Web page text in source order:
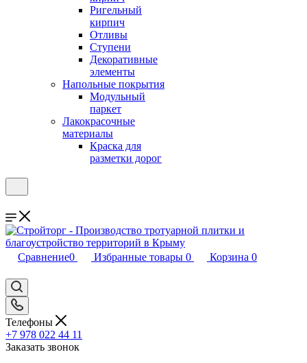
Ригельный
кирпич
Отливы
Ступени
Декоративные
элементы
Напольные покрытия
Модульный
паркет
Лакокрасочные
материалы
Краска для
разметки дорог
Сравнение0 Избранные товары 0 Корзина 0
Телефоны
+7 978 022 44 11
Заказать звонок